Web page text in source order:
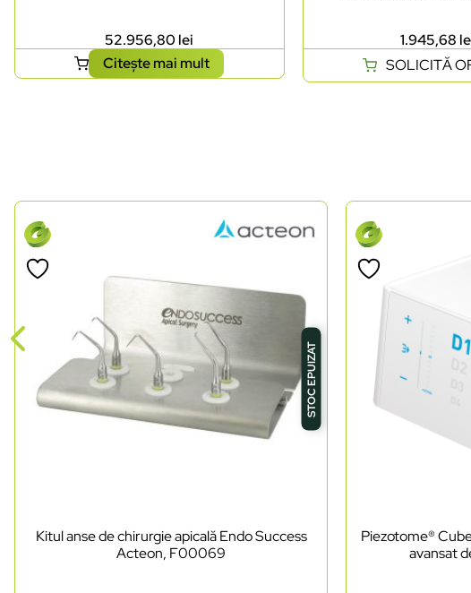
52.956,80 lei
Citește mai mult
1.945,68
SOLICITĂ
STOC EPUIZAT
Kitul anse de chirurgie apicală Endo Success
Acteon, F00069
Piezotome®
avansat